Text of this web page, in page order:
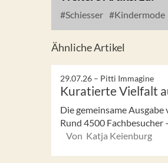
Schiesser Kindermode
Ähnliche Artikel
29.07.26 – Pitti Immagine
Kuratierte Vielfalt
Die gemeinsame
Rund 4500 Fachbesucher
Von Katja Keienburg